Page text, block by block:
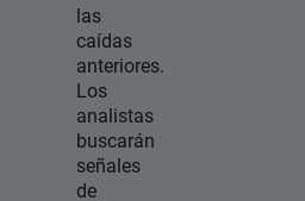
las
caídas
anteriores.
Los
analistas
buscarán
señales
de